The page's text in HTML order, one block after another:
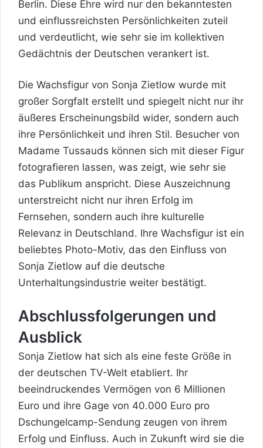
Berlin. Diese Ehre wird nur den bekanntesten
und einflussreichsten Persönlichkeiten zuteil
und verdeutlicht, wie sehr sie im kollektiven
Gedächtnis der Deutschen verankert ist.
Die Wachsfigur von Sonja Zietlow wurde mit
großer Sorgfalt erstellt und spiegelt nicht nur ihr
äußeres Erscheinungsbild wider, sondern auch
ihre Persönlichkeit und ihren Stil. Besucher von
Madame Tussauds können sich mit dieser Figur
fotografieren lassen, was zeigt, wie sehr sie
das Publikum anspricht. Diese Auszeichnung
unterstreicht nicht nur ihren Erfolg im
Fernsehen, sondern auch ihre kulturelle
Relevanz in Deutschland. Ihre Wachsfigur ist ein
beliebtes Photo-Motiv, das den Einfluss von
Sonja Zietlow auf die deutsche
Unterhaltungsindustrie weiter bestätigt.
Abschlussfolgerungen und
Ausblick
Sonja Zietlow hat sich als eine feste Größe in
der deutschen TV-Welt etabliert. Ihr
beeindruckendes Vermögen von 6 Millionen
Euro und ihre Gage von 40.000 Euro pro
Dschungelcamp-Sendung zeugen von ihrem
Erfolg und Einfluss. Auch in Zukunft wird sie die